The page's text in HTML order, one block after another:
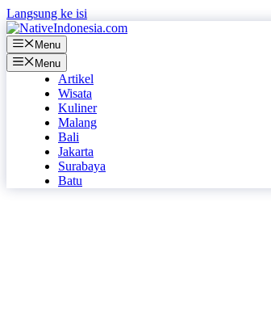
Langsung ke isi
Menu
Menu
Artikel
Wisata
Kuliner
Malang
Bali
Jakarta
Surabaya
Batu